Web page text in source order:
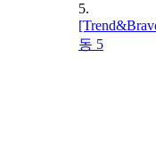
5.
동 5